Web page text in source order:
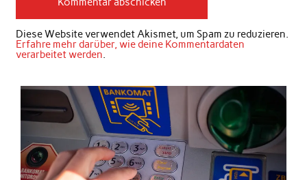
Diese Website verwendet Akismet, um Spam zu reduzieren.
Erfahre mehr darüber, wie deine Kommentardaten
verarbeitet werden.